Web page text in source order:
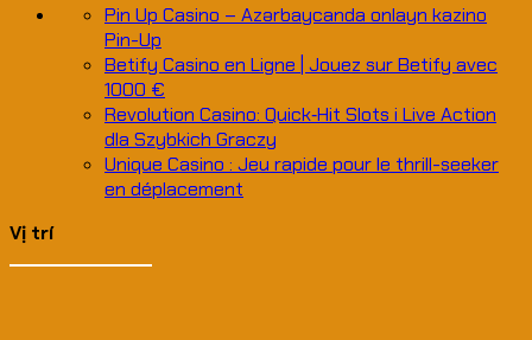
Pin Up Casino – Azərbaycanda onlayn kazino
Pin-Up
Betify Casino en Ligne | Jouez sur Betify avec
1000 €
Revolution Casino: Quick‑Hit Slots i Live Action
dla Szybkich Graczy
Unique Casino : Jeu rapide pour le thrill-seeker
en déplacement
Vị trí